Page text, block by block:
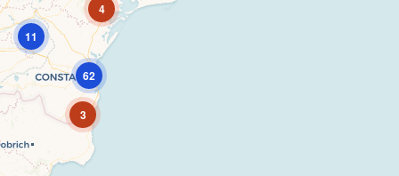
3
4
11
62